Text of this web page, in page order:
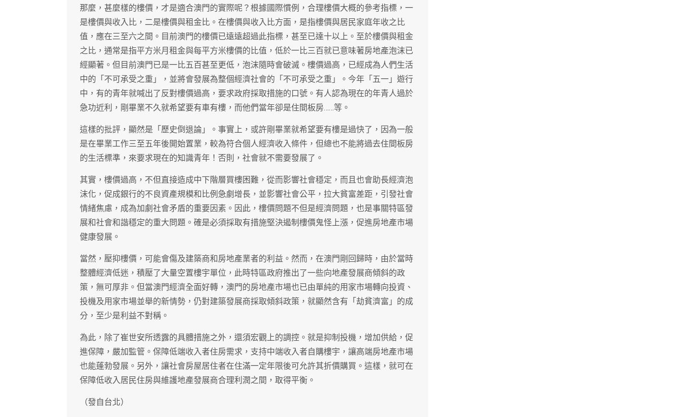
那麼，甚麼樣的樓價，才是適合澳門的實際呢？根據國際慣例，合理樓價大概的參考指標，一
是樓價與收入比，二是樓價與租金比。在樓價與收入比方面，是指樓價與居民家庭年收之比
值，應在三至六之間。目前澳門的樓價已遠遠超過此指標，甚至已達十以上。至於樓價與租金
之比，通常是指平方米月租金與每平方米樓價的比值，低於一比三百就已意味著房地產泡沫已
經顯著。但目前澳門已是一比五百甚至更低，泡沫隨時會破滅。樓價過高，已經成為人們生活
中的「不可承受之重」，並將會發展為整個經濟社會的「不可承受之重」。今年「五一」遊行
中，有的青年就喊出了反對樓價過高，要求政府採取措施的口號。有人認為現在的年青人過於
急功近利，剛畢業不久就希望要有車有樓，而他們當年卻是住間板房……等。
這樣的批評，顯然是「歷史倒退論」。事實上，或許剛畢業就希望要有樓是過快了，因為一般
是在畢業工作三至五年後開始置業，較為符合個人經濟收入條件，但總也不能將過去住間板房
的生活標準，來要求現在的知識青年！否則，社會就不需要發展了。
其實，樓價過高，不但直接造成中下階層買樓困難，從而影響社會穩定，而且也會助長經濟泡
沫化，促成銀行的不良資產規模和比例急劇增長，並影響社會公平，拉大貧富差距，引發社會
情緒焦慮，成為加劇社會矛盾的重要因素。因此，樓價問題不但是經濟問題，也是事關特區發
展和社會和諧穩定的重大問題。確是必須採取有措施堅決遏制樓價鬼怪上漲，促進房地產市場
健康發展。
當然，壓抑樓價，可能會傷及建築商和房地產業者的利益。然而，在澳門剛回歸時，由於當時
整體經濟低迷，積壓了大量空置樓宇單位，此時特區政府推出了一些向地產發展商傾斜的政
策，無可厚非。但當澳門經濟全面好轉，澳門的房地產市場也已由單純的用家市場轉向投資、
投機及用家市場並舉的新情勢，仍對建築發展商採取傾斜政策，就顯然含有「劫貧濟富」的成
分，至少是利益不對稱。
為此，除了崔世安所透露的具體措施之外，還須宏觀上的調控。就是抑制投機，增加供給，促
進保障，嚴加監管。保障低端收入者住房需求，支持中端收入者自購樓宇，讓高端房地產市場
也能蓬勃發展。另外，讓社會房屋居住者在住滿一定年限後可允許其折價購買。這樣，就可在
保障低收入居民住房與維護地產發展商合理利潤之間，取得平衡。
（發自台北）